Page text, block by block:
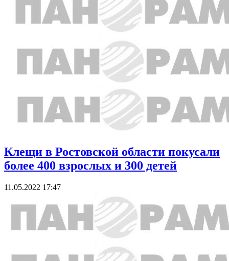
Клещи в Ростовской области покусали
более 400 взрослых и 300 детей
11.05.2022 17:47